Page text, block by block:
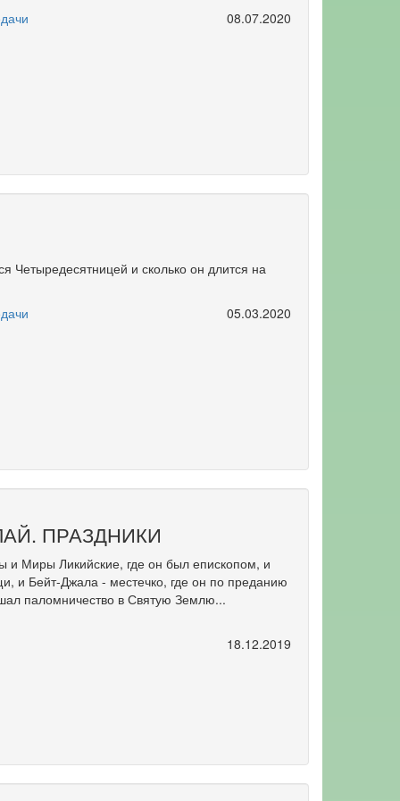
08.07.2020
Четыредесятницей и сколько он длится на
05.03.2020
ПРАЗДНИКИ
и Миры Ликийские, где он был епископом, и
и Бейт-Джала - местечко, где он по преданию
паломничество в Святую Землю...
18.12.2019